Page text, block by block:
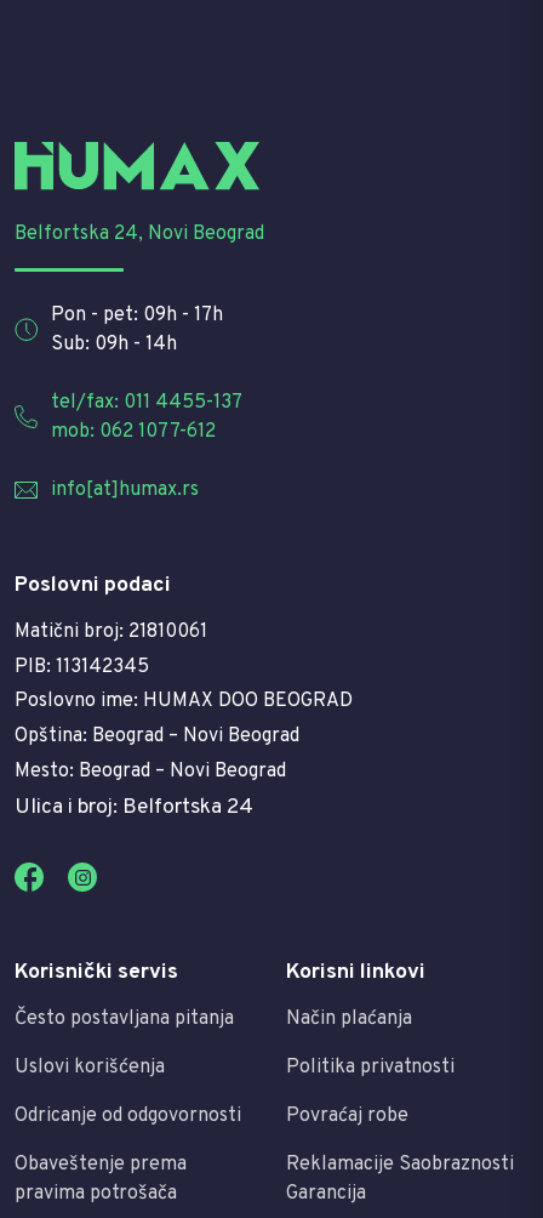
Belfortska 24, Novi Beograd
Pon - pet: 09h - 17h
Sub: 09h - 14h
tel/fax: 011 4455-137
mob: 062 1077-612
info[at]humax.rs
Korisnički servis
Često postavljana pitanja
Uslovi korišćenja
Odricanje od odgovornosti
Obaveštenje prema
pravima potrošača
Korisni linkovi
Način plaćanja
Politika privatnosti
Povraćaj robe
Reklamacije Saobraznosti
Garancija
Poslovni podaci
Matični broj: 21810061
PIB: 113142345
Poslovno ime: HUMAX DOO BEOGRAD
Opština: Beograd – Novi Beograd
Mesto: Beograd – Novi Beograd
Ulica i broj: Belfortska 24